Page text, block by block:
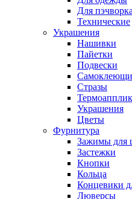
Для пэчворка
Технические
Украшения
Нашивки
Пайетки
Подвески
Стразы
Украшения
Цветы
Фурнитура
Зажимы для
Застежки
Кнопки
Кольца
Концевики
Люверсы